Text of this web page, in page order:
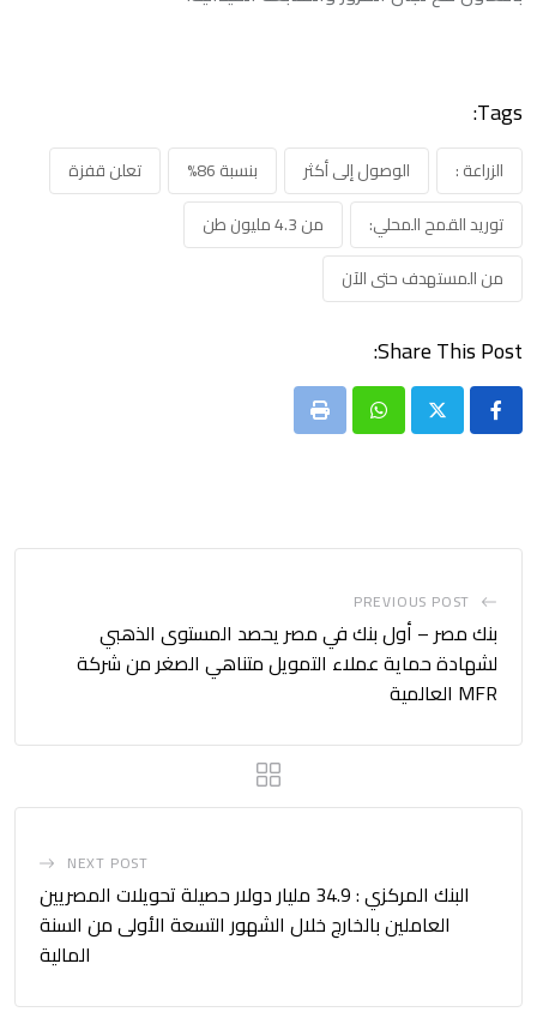
Tags:
الزراعة : الوصول إلى أكثر بنسبة 86%
تعلن قفزة
توريد القمح المحلي:
من 4.3 مليون طن
من المستهدف حتى الآن
Share This Post:
Whatsapp
Print
PREVIOUS POST
بنك مصر – أول بنك في مصر يحصد المستوى الذهبي
لشهادة حماية عملاء التمويل متناهي الصغر من شركة
MFR العالمية
NEXT POST
البنك المركزي : 34.9 مليار دولار حصيلة تحويلات المصريين
العاملين بالخارج خلال الشهور التسعة الأولى من السنة
المالية